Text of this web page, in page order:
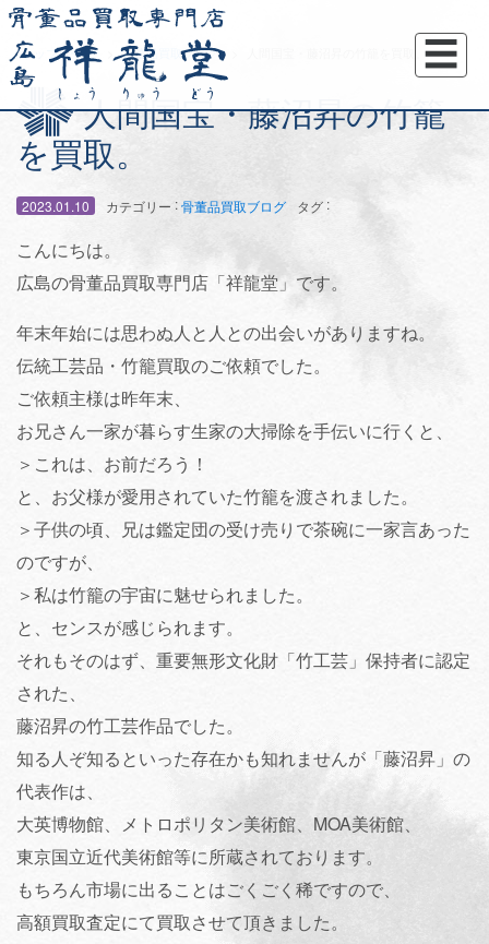
☰
トップページ 骨董品買取ブログ 人間国宝・藤沼昇の竹籠を買取。
人間国宝・藤沼昇の竹籠
を買取。
2023.01.10 カテゴリー :骨董品買取ブログ タグ :
こんにちは。
広島の骨董品買取専門店「祥龍堂」です。
年末年始には思わぬ人と人との出会いがありますね。
伝統工芸品・竹籠買取のご依頼でした。
ご依頼主様は昨年末、
お兄さん一家が暮らす生家の大掃除を手伝いに行くと、
＞これは、お前だろう！
と、お父様が愛用されていた竹籠を渡されました。
＞子供の頃、兄は鑑定団の受け売りで茶碗に一家言あった
のですが、
＞私は竹籠の宇宙に魅せられました。
と、センスが感じられます。
それもそのはず、重要無形文化財「竹工芸」保持者に認定
された、
藤沼昇の竹工芸作品でした。
知る人ぞ知るといった存在かも知れませんが「藤沼昇」の
代表作は、
大英博物館、メトロポリタン美術館、MOA美術館、
東京国立近代美術館等に所蔵されております。
もちろん市場に出ることはごくごく稀ですので、
高額買取査定にて買取させて頂きました。